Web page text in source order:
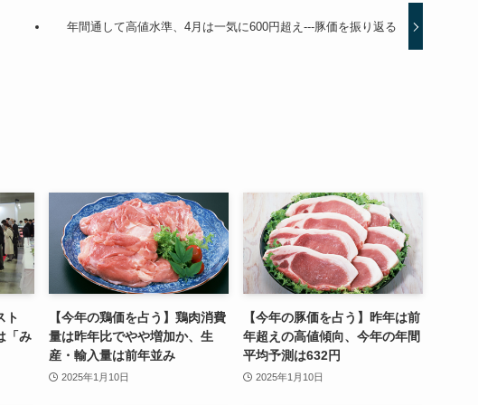
年間通して高値水準、4月は一気に600円超え---豚価を振り返る
ト
「み
【今年の鶏価を占う】鶏肉消費
量は昨年比でやや増加か、生
産・輸入量は前年並み
2025年1月10日
【今年の豚価を占う】昨年は前
年超えの高値傾向、今年の年間
平均予測は632円
2025年1月10日